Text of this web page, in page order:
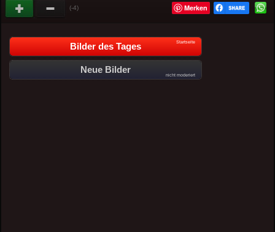
(-4) Merken
Bilder des Tages Startseite
Neue Bilder
nicht moderiert